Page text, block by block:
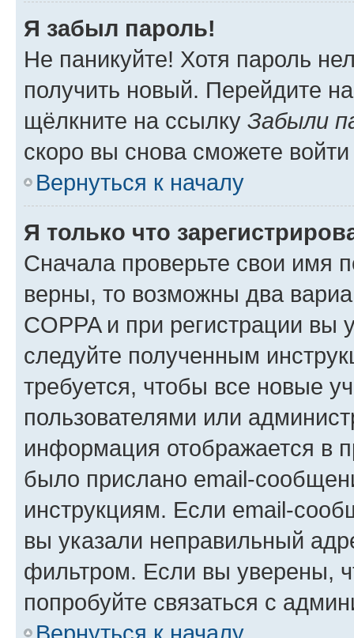
Я забыл пароль!
Не паникуйте! Хотя пароль
получить новый. Перейдите
щёлкните на ссылку Забыли
скоро вы снова сможете
Вернуться к началу
Я только что
Сначала проверьте свои имя
верны, то возможны два
COPPA и при регистрации вы
следуйте полученным
требуется, чтобы все новые
пользователями или
информация отображается в
было прислано email-
инструкциям. Если email-
вы указали неправильный
фильтром. Если вы уверены,
попробуйте связаться с
Вернуться к началу